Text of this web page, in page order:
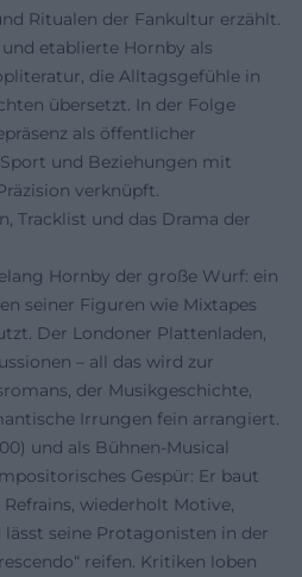
Ritualen der Fankultur erzählt.
etablierte Hornby als
die Alltagsgefühle in
übersetzt. In der Folge
als öffentlicher
und Beziehungen mit
verknüpft.
Tracklist und das Drama der
Hornby der große Wurf: ein
seiner Figuren wie Mixtapes
Der Londoner Plattenladen,
– all das wird zur
der Musikgeschichte,
Irrungen fein arrangiert.
und als Bühnen-Musical
Gespür: Er baut
wiederholt Motive,
seine Protagonisten in der
reifen. Kritiken loben